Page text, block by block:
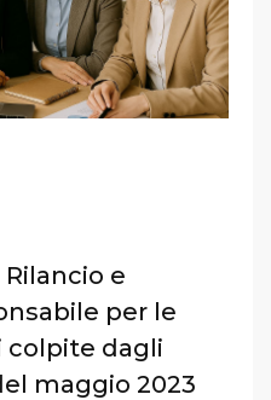
e
per le
dagli
maggio 2023